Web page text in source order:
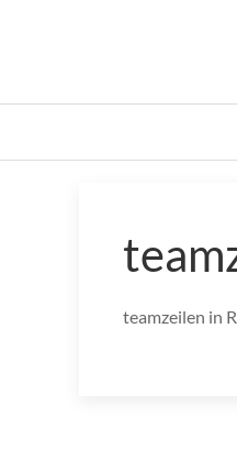
teamzeilen in